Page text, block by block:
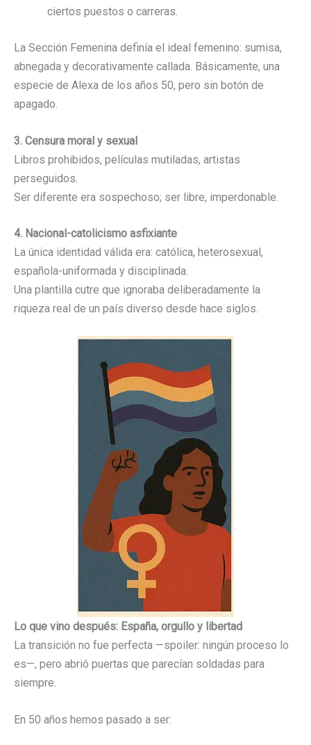
ciertos puestos o carreras.
La Sección Femenina definía el ideal femenino: sumisa,
abnegada y decorativamente callada. Básicamente, una
especie de Alexa de los años 50, pero sin botón de
apagado.
3. Censura moral y sexual
Libros prohibidos, películas mutiladas, artistas
perseguidos.
Ser diferente era sospechoso; ser libre, imperdonable.
4. Nacional-catolicismo asfixiante
La única identidad válida era: católica, heterosexual,
española-uniformada y disciplinada.
Una plantilla cutre que ignoraba deliberadamente la
riqueza real de un país diverso desde hace siglos.
Lo que vino después: España, orgullo y libertad
La transición no fue perfecta —spoiler: ningún proceso lo
es—, pero abrió puertas que parecían soldadas para
siempre.
En 50 años hemos pasado a ser: